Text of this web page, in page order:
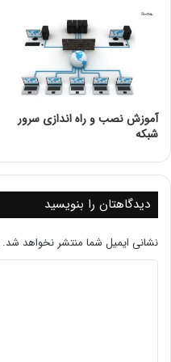
آموزش نصب و راه اندازی سرور
شبکه
دیدگاهتان را بنویسید
نشانی ایمیل شما منتشر نخواهد شد.